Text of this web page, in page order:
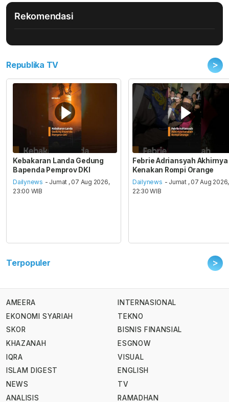
Rekomendasi
Republika TV >
Kebakaran Landa Gedung
Bapenda Pemprov DKI
Dailynews - Jumat , 07 Aug 2026,
23:00 WIB
Febrie Adriansyah Akhirnya
Kenakan Rompi Orange
Dailynews - Jumat , 07 Aug 2026,
22:30 WIB
Terpopuler >
AMEERA
EKONOMI SYARIAH
SKOR
KHAZANAH
IQRA
ISLAM DIGEST
NEWS
ANALISIS
INTERNASIONAL
TEKNO
BISNIS FINANSIAL
ESGNOW
VISUAL
ENGLISH
TV
RAMADHAN